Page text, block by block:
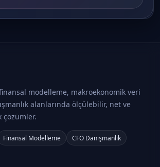
modelleme, makroekonomik veri
alanlarında ölçülebilir, net ve
çözümler.
Finansal Modelleme
CFO Danışmanlık